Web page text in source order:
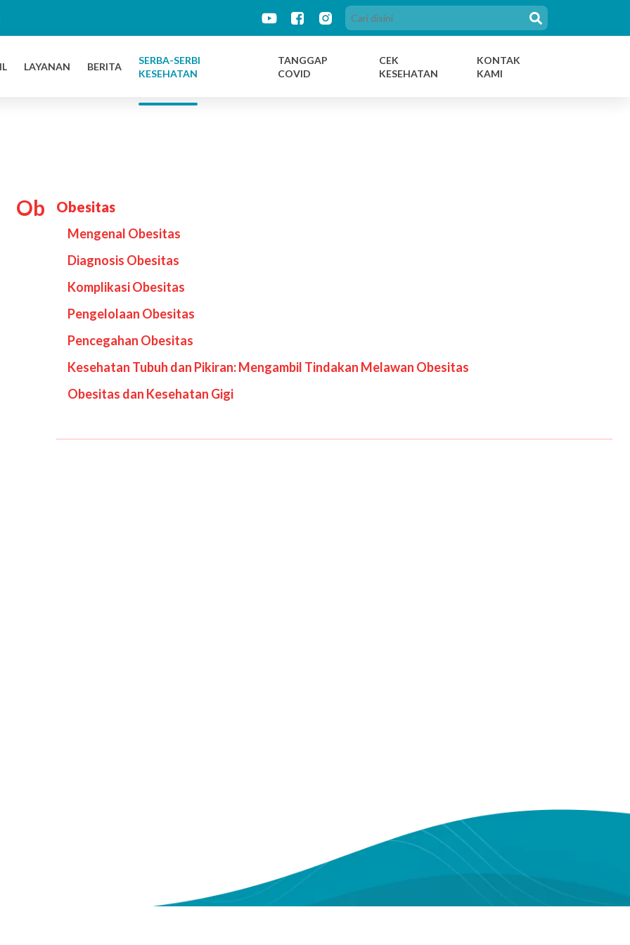
LAYANAN BERITA
SERBA-SERBI
KESEHATAN
TANGGAP
COVID
CEK
KESEHATAN
KONTAK
KAMI
Ob Obesitas
Mengenal Obesitas
Diagnosis Obesitas
Komplikasi Obesitas
Pengelolaan Obesitas
Pencegahan Obesitas
Kesehatan Tubuh dan Pikiran: Mengambil Tindakan Melawan Obesitas
Obesitas dan Kesehatan Gigi